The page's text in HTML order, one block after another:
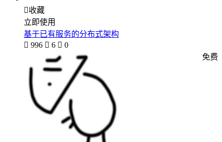
收藏
立即使用
基于已有服务的分布式架构
 996  6  0
免费